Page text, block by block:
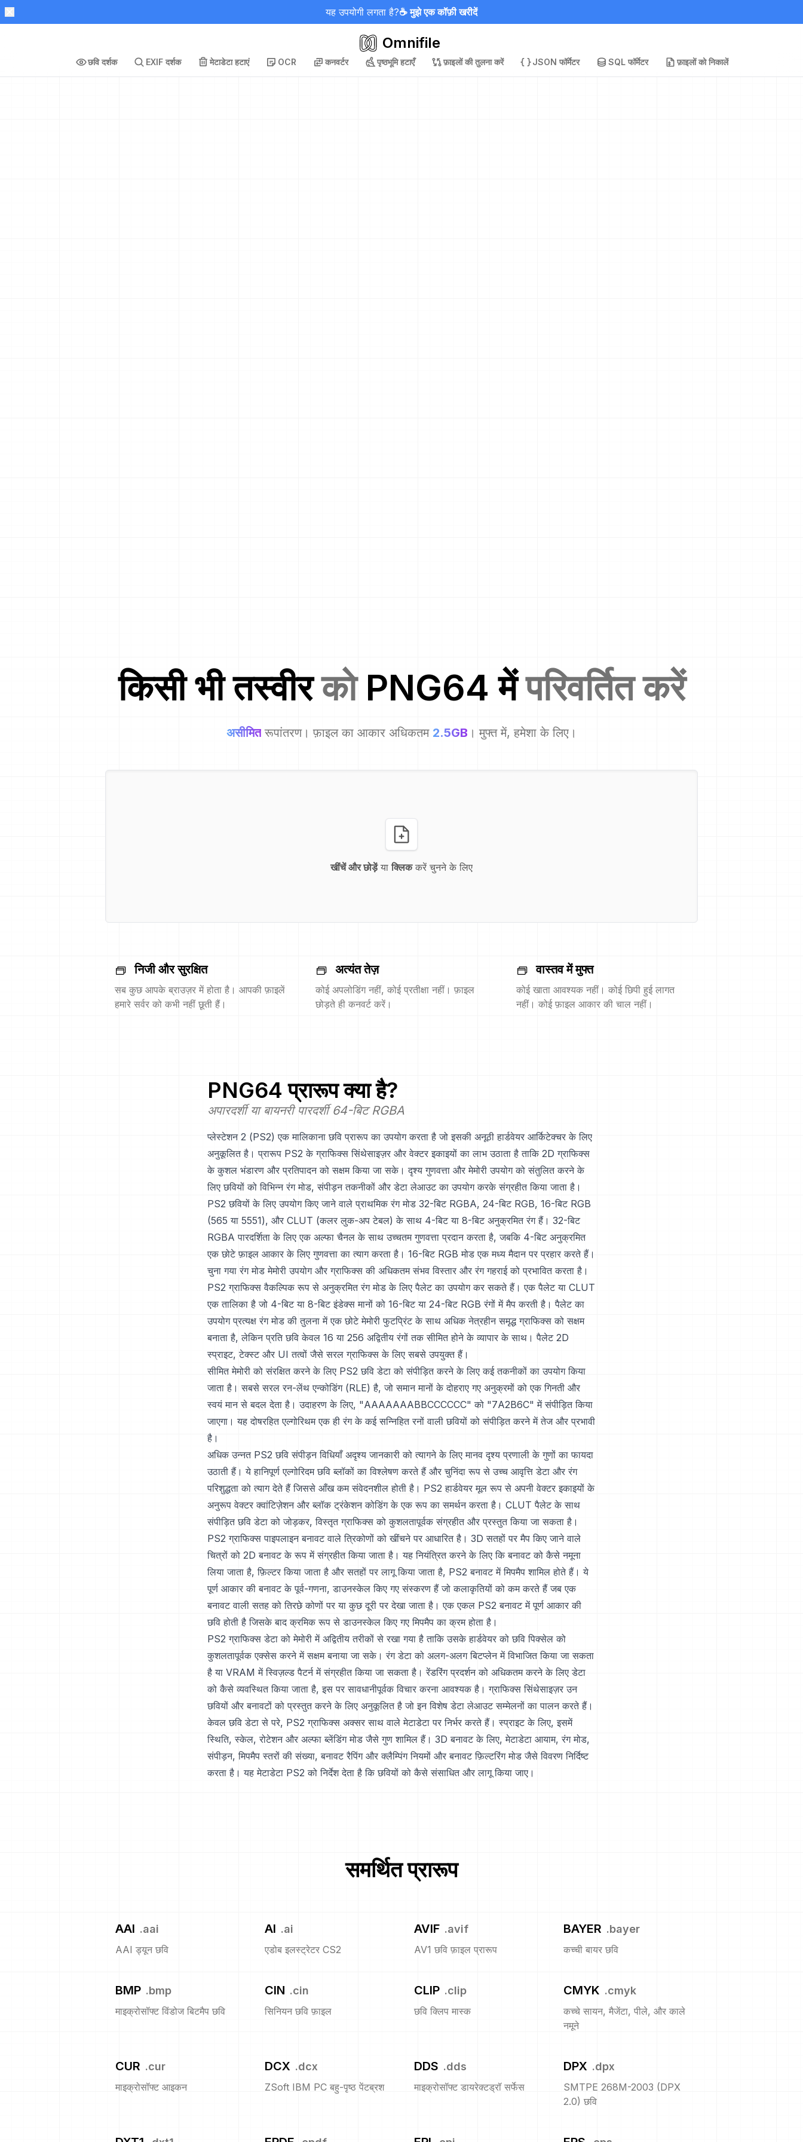
यह उपयोगी लगता है?☕ मुझे एक कॉफ़ी खरीदें
Omnifile
छवि दर्शक EXIF दर्शक मेटाडेटा हटाएं OCR कनवर्टर पृष्ठभूमि हटाएँ फ़ाइलों की तुलना करें JSON फॉर्मेटर SQL फॉर्मेटर फ़ाइलों को निकालें
किसी भी तस्वीरको PNG64 मेंपरिवर्तित करें
असीमित रूपांतरण। फ़ाइल का आकार अधिकतम 2.5GB । मुफ्त में, हमेशा के लिए।
खींचें और छोड़ेंया क्लिककरें चुनने के लिए
निजी और सुरक्षित
सब कुछ आपके ब्राउज़र में होता है। आपकी फ़ाइलें
हमारे सर्वर को कभी नहीं छूती हैं।
अत्यंत तेज़
कोई अपलोडिंग नहीं, कोई प्रतीक्षा नहीं। फ़ाइल
छोड़ते ही कनवर्ट करें।
वास्तव में मुफ्त
कोई खाता आवश्यक नहीं। कोई छिपी हुई लागत
नहीं। कोई फ़ाइल आकार की चाल नहीं।
PNG64 प्रारूप क्या है?
अपारदर्शी या बायनरी पारदर्शी 64-बिट RGBA
प्लेस्टेशन 2 (PS2) एक मालिकाना छवि प्रारूप का उपयोग करता है जो इसकी अनूठी हार्डवेयर आर्किटेक्चर के लिए
अनुकूलित है। प्रारूप PS2 के ग्राफिक्स सिंथेसाइज़र और वेक्टर इकाइयों का लाभ उठाता है ताकि 2D ग्राफिक्स
के कुशल भंडारण और प्रतिपादन को सक्षम किया जा सके। दृश्य गुणवत्ता और मेमोरी उपयोग को संतुलित करने के
लिए छवियों को विभिन्न रंग मोड, संपीड़न तकनीकों और डेटा लेआउट का उपयोग करके संग्रहीत किया जाता है।
PS2 छवियों के लिए उपयोग किए जाने वाले प्राथमिक रंग मोड 32-बिट RGBA, 24-बिट RGB, 16-बिट RGB
(565 या 5551), और CLUT (कलर लुक-अप टेबल) के साथ 4-बिट या 8-बिट अनुक्रमित रंग हैं। 32-बिट
RGBA पारदर्शिता के लिए एक अल्फा चैनल के साथ उच्चतम गुणवत्ता प्रदान करता है, जबकि 4-बिट अनुक्रमित
एक छोटे फ़ाइल आकार के लिए गुणवत्ता का त्याग करता है। 16-बिट RGB मोड एक मध्य मैदान पर प्रहार करते हैं।
चुना गया रंग मोड मेमोरी उपयोग और ग्राफिक्स की अधिकतम संभव विस्तार और रंग गहराई को प्रभावित करता है।
PS2 ग्राफिक्स वैकल्पिक रूप से अनुक्रमित रंग मोड के लिए पैलेट का उपयोग कर सकते हैं। एक पैलेट या CLUT
एक तालिका है जो 4-बिट या 8-बिट इंडेक्स मानों को 16-बिट या 24-बिट RGB रंगों में मैप करती है। पैलेट का
उपयोग प्रत्यक्ष रंग मोड की तुलना में एक छोटे मेमोरी फुटप्रिंट के साथ अधिक नेत्रहीन समृद्ध ग्राफिक्स को सक्षम
बनाता है, लेकिन प्रति छवि केवल 16 या 256 अद्वितीय रंगों तक सीमित होने के व्यापार के साथ। पैलेट 2D
स्प्राइट, टेक्स्ट और UI तत्वों जैसे सरल ग्राफिक्स के लिए सबसे उपयुक्त हैं।
सीमित मेमोरी को संरक्षित करने के लिए PS2 छवि डेटा को संपीड़ित करने के लिए कई तकनीकों का उपयोग किया
जाता है। सबसे सरल रन-लेंथ एन्कोडिंग (RLE) है, जो समान मानों के दोहराए गए अनुक्रमों को एक गिनती और
स्वयं मान से बदल देता है। उदाहरण के लिए, "AAAAAAABBCCCCCC" को "7A2B6C" में संपीड़ित किया
जाएगा। यह दोषरहित एल्गोरिथम एक ही रंग के कई सन्निहित रनों वाली छवियों को संपीड़ित करने में तेज और प्रभावी
है।
अधिक उन्नत PS2 छवि संपीड़न विधियाँ अदृश्य जानकारी को त्यागने के लिए मानव दृश्य प्रणाली के गुणों का फायदा
उठाती हैं। ये हानिपूर्ण एल्गोरिदम छवि ब्लॉकों का विश्लेषण करते हैं और चुनिंदा रूप से उच्च आवृत्ति डेटा और रंग
परिशुद्धता को त्याग देते हैं जिससे आँख कम संवेदनशील होती है। PS2 हार्डवेयर मूल रूप से अपनी वेक्टर इकाइयों के
अनुरूप वेक्टर क्वांटिज़ेशन और ब्लॉक ट्रंकेशन कोडिंग के एक रूप का समर्थन करता है। CLUT पैलेट के साथ
संपीड़ित छवि डेटा को जोड़कर, विस्तृत ग्राफिक्स को कुशलतापूर्वक संग्रहीत और प्रस्तुत किया जा सकता है।
PS2 ग्राफिक्स पाइपलाइन बनावट वाले त्रिकोणों को खींचने पर आधारित है। 3D सतहों पर मैप किए जाने वाले
चित्रों को 2D बनावट के रूप में संग्रहीत किया जाता है। यह नियंत्रित करने के लिए कि बनावट को कैसे नमूना
लिया जाता है, फ़िल्टर किया जाता है और सतहों पर लागू किया जाता है, PS2 बनावट में मिपमैप शामिल होते हैं। ये
पूर्ण आकार की बनावट के पूर्व-गणना, डाउनस्केल किए गए संस्करण हैं जो कलाकृतियों को कम करते हैं जब एक
बनावट वाली सतह को तिरछे कोणों पर या कुछ दूरी पर देखा जाता है। एक एकल PS2 बनावट में पूर्ण आकार की
छवि होती है जिसके बाद क्रमिक रूप से डाउनस्केल किए गए मिपमैप का क्रम होता है।
PS2 ग्राफिक्स डेटा को मेमोरी में अद्वितीय तरीकों से रखा गया है ताकि उसके हार्डवेयर को छवि पिक्सेल को
कुशलतापूर्वक एक्सेस करने में सक्षम बनाया जा सके। रंग डेटा को अलग-अलग बिटप्लेन में विभाजित किया जा सकता
है या VRAM में स्विज़ल्ड पैटर्न में संग्रहीत किया जा सकता है। रेंडरिंग प्रदर्शन को अधिकतम करने के लिए डेटा
को कैसे व्यवस्थित किया जाता है, इस पर सावधानीपूर्वक विचार करना आवश्यक है। ग्राफिक्स सिंथेसाइज़र उन
छवियों और बनावटों को प्रस्तुत करने के लिए अनुकूलित है जो इन विशेष डेटा लेआउट सम्मेलनों का पालन करते हैं।
केवल छवि डेटा से परे, PS2 ग्राफिक्स अक्सर साथ वाले मेटाडेटा पर निर्भर करते हैं। स्प्राइट के लिए, इसमें
स्थिति, स्केल, रोटेशन और अल्फा ब्लेंडिंग मोड जैसे गुण शामिल हैं। 3D बनावट के लिए, मेटाडेटा आयाम, रंग मोड,
संपीड़न, मिपमैप स्तरों की संख्या, बनावट रैपिंग और क्लैम्पिंग नियमों और बनावट फ़िल्टरिंग मोड जैसे विवरण निर्दिष्ट
करता है। यह मेटाडेटा PS2 को निर्देश देता है कि छवियों को कैसे संसाधित और लागू किया जाए।
समर्थित प्रारूप
AAI .aai
AAI ड्यून छवि
AI .ai
एडोब इलस्ट्रेटर CS2
AVIF .avif
AV1 छवि फ़ाइल प्रारूप
BAYER .bayer
कच्ची बायर छवि
BMP .bmp
माइक्रोसॉफ्ट विंडोज बिटमैप छवि
CIN .cin
सिनियन छवि फ़ाइल
CLIP .clip
छवि क्लिप मास्क
CMYK .cmyk
कच्चे सायन, मैजेंटा, पीले, और काले
नमूने
CUR .cur
माइक्रोसॉफ्ट आइकन
DCX .dcx
ZSoft IBM PC बहु-पृष्ठ पेंटब्रश
DDS .dds
माइक्रोसॉफ्ट डायरेक्टड्रॉ सर्फेस
DPX .dpx
SMTPE 268M-2003 (DPX
2.0) छवि